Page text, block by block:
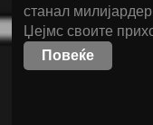
станал
Џејмс своите
Повеќе